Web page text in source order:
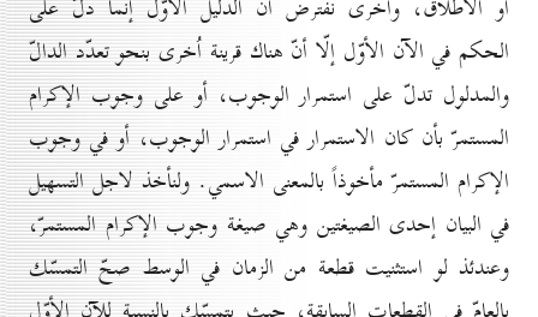
أو الاطلاق، واُخرى نفترض أنّ الدليل الأوّل إنّما دلّ على
الحكم في الآن الأوّل إلّا أنّ هناك قرينة اُخرى بنحو تعدّد الدالّ
والمدلول تدلّ على استمرار الوجوب، أو على وجوب الإكرام
المستمرّ بأن كان الاستمرار في استمرار الوجوب، أو في وجوب
الإكرام المستمرّ مأخوذاً بالمعنى الاسمي. ولنأخذ لاجل التسهيل
في البيان إحدى الصيغتين وهي صيغة وجوب الإكرام المستمرّ،
وعندئذ لو استثنيت قطعة من الزمان في الوسط صحّ التمسّك